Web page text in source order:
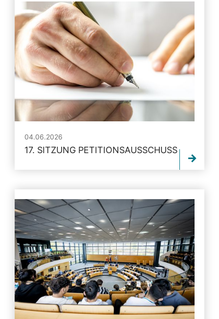
04.06.2026
17. SITZUNG PETITIONSAUSSCHUSS